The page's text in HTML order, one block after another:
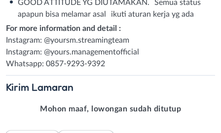
GOOD ATTITUDE YG DIUTAMAKAN. Semua status
apapun bisa melamar asal ikuti aturan kerja yg ada
For more information and detail :
Instagram: @yoursm.streamingteam
Instagram: @yours.managementofficial
Whatsapp: 0857-9293-9392
Kirim Lamaran
Mohon maaf, lowongan sudah ditutup